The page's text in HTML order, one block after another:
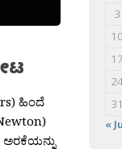
ಹಿಂದೆ
3
10
17
31
«